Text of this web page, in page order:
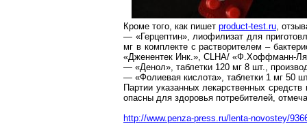
Кроме того, как пишет product-test.ru,
— «Герцептин»,лиофилизат для
мг в комплекте с растворителем –
«Дженентек Инк.», CLHA/ «Ф.Хоффманн-Ля
— «Денол», таблетки 120 мг 8 шт.,
— «Фолиевая кислота», таблетки 1 мг 50
Партии указанных лекарственных
опасны для здоровья потребителей,
http://www.penza-press.ru/lenta-novostey/